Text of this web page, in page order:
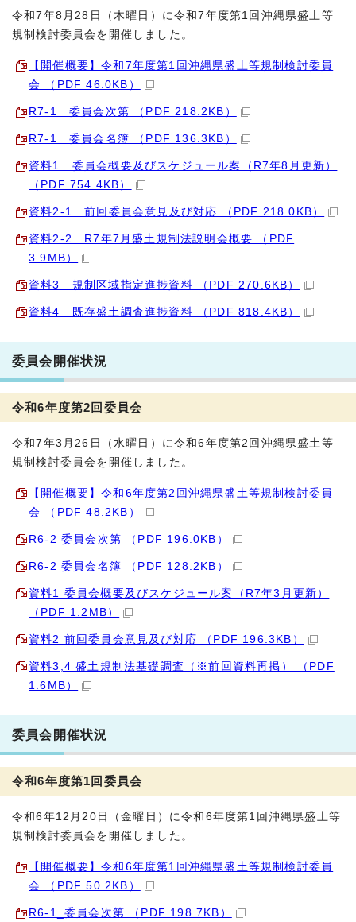
令和7年8月28日（木曜日）に令和7年度第1回沖縄県盛土等
規制検討委員会を開催しました。
【開催概要】令和7年度第1回沖縄県盛土等規制検討委員
会 （PDF 46.0KB）
R7-1 委員会次第 （PDF 218.2KB）
R7-1 委員会名簿 （PDF 136.3KB）
資料1 委員会概要及びスケジュール案（R7年8月更新）
（PDF 754.4KB）
資料2-1 前回委員会意見及び対応 （PDF 218.0KB）
資料2-2 R7年7月盛土規制法説明会概要 （PDF
3.9MB）
資料3 規制区域指定進捗資料 （PDF 270.6KB）
資料4 既存盛土調査進捗資料 （PDF 818.4KB）
委員会開催状況
令和6年度第2回委員会
令和7年3月26日（水曜日）に令和6年度第2回沖縄県盛土等
規制検討委員会を開催しました。
【開催概要】令和6年度第2回沖縄県盛土等規制検討委員
会 （PDF 48.2KB）
R6-2 委員会次第 （PDF 196.0KB）
R6-2 委員会名簿 （PDF 128.2KB）
資料1 委員会概要及びスケジュール案（R7年3月更新）
（PDF 1.2MB）
資料2 前回委員会意見及び対応 （PDF 196.3KB）
資料3,4 盛土規制法基礎調査（※前回資料再掲） （PDF
1.6MB）
委員会開催状況
令和6年度第1回委員会
令和6年12月20日（金曜日）に令和6年度第1回沖縄県盛土等
規制検討委員会を開催しました。
【開催概要】令和6年度第1回沖縄県盛土等規制検討委員
会 （PDF 50.2KB）
R6-1_委員会次第 （PDF 198.7KB）